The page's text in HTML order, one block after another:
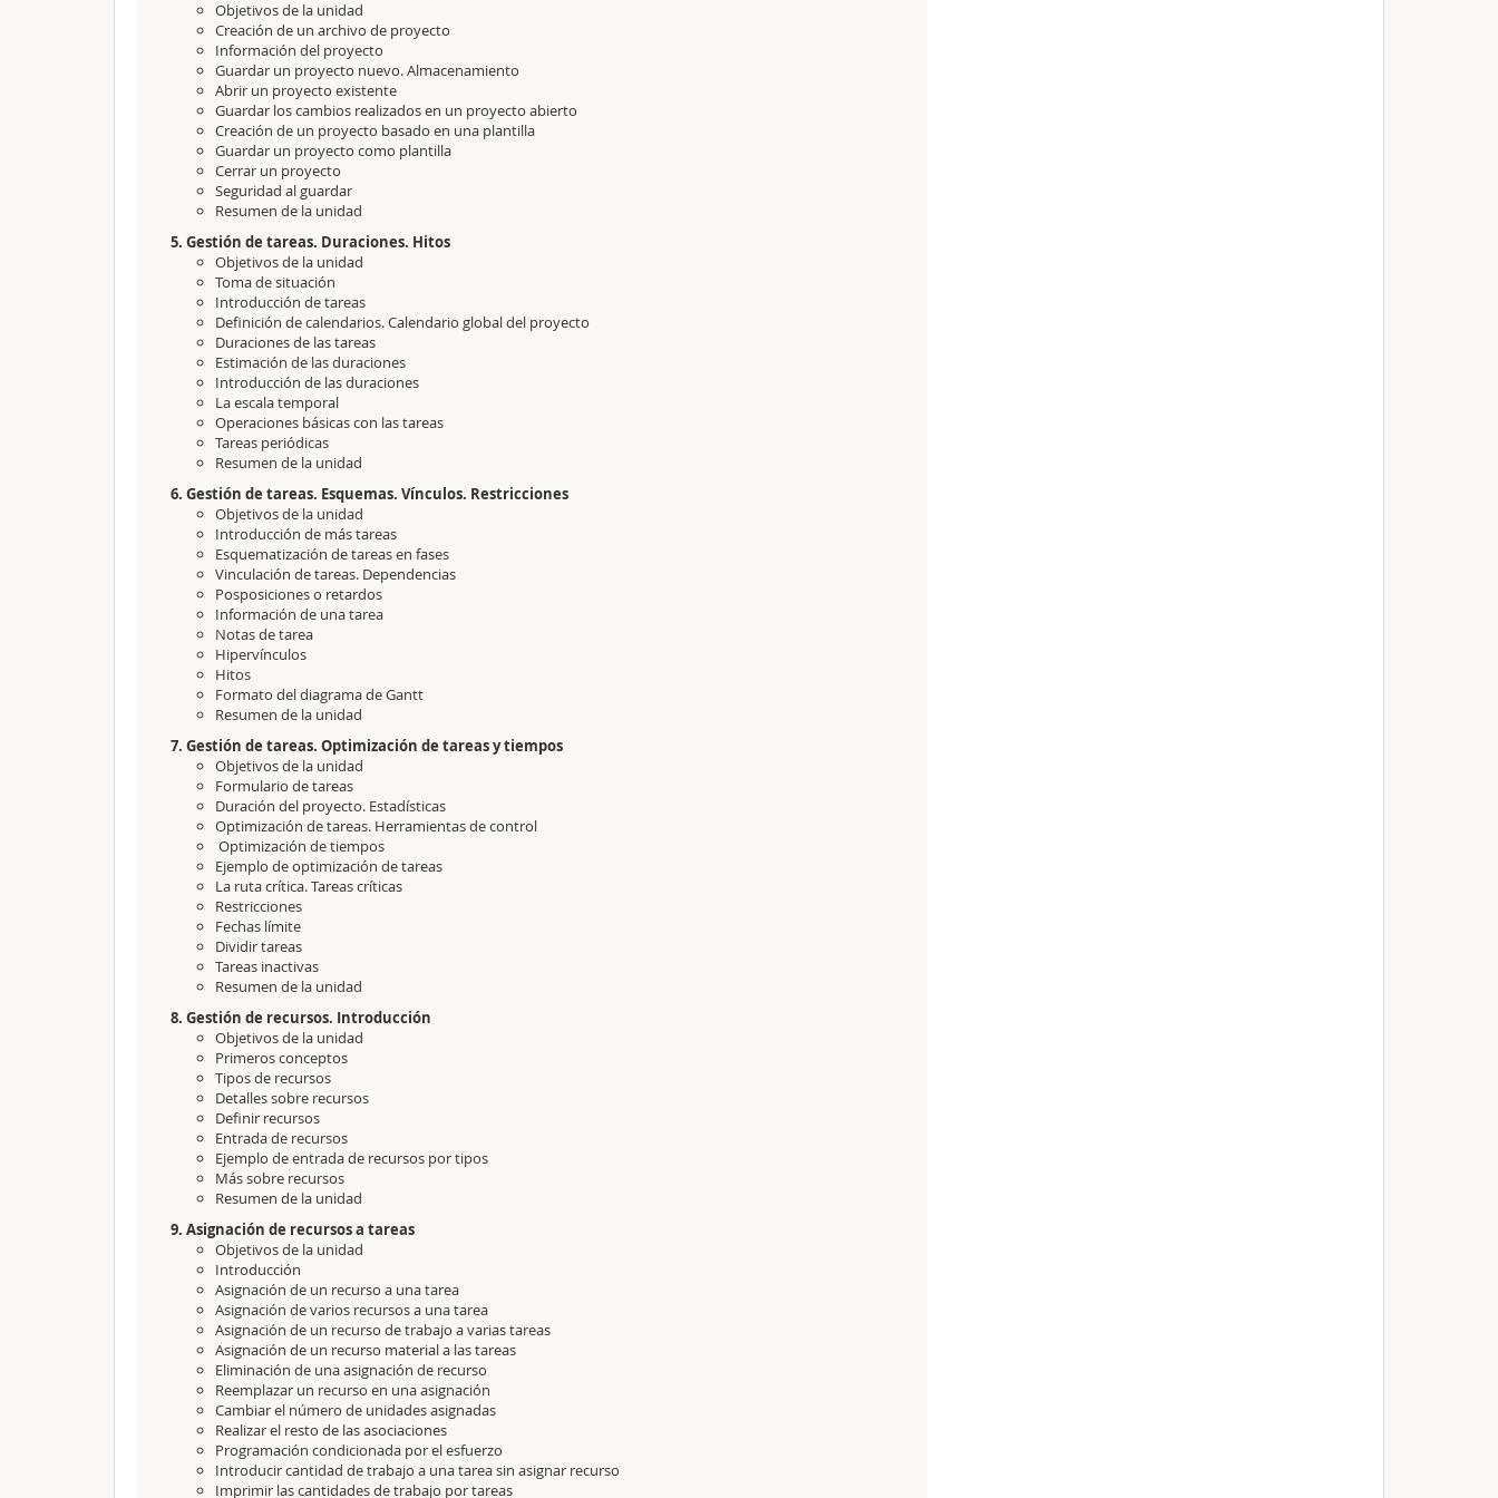
Objetivos de la unidad
Creación de un archivo de proyecto
Información del proyecto
Guardar un proyecto nuevo. Almacenamiento
Abrir un proyecto existente
Guardar los cambios realizados en un proyecto abierto
Creación de un proyecto basado en una plantilla
Guardar un proyecto como plantilla
Cerrar un proyecto
Seguridad al guardar
Resumen de la unidad
5. Gestión de tareas. Duraciones. Hitos
Objetivos de la unidad
Toma de situación
Introducción de tareas
Definición de calendarios. Calendario global del proyecto
Duraciones de las tareas
Estimación de las duraciones
Introducción de las duraciones
La escala temporal
Operaciones básicas con las tareas
Tareas periódicas
Resumen de la unidad
6. Gestión de tareas. Esquemas. Vínculos. Restricciones
Objetivos de la unidad
Introducción de más tareas
Esquematización de tareas en fases
Vinculación de tareas. Dependencias
Posposiciones o retardos
Información de una tarea
Notas de tarea
Hipervínculos
Hitos
Formato del diagrama de Gantt
Resumen de la unidad
7. Gestión de tareas. Optimización de tareas y tiempos
Objetivos de la unidad
Formulario de tareas
Duración del proyecto. Estadísticas
Optimización de tareas. Herramientas de control
Optimización de tiempos
Ejemplo de optimización de tareas
La ruta crítica. Tareas críticas
Restricciones
Fechas límite
Dividir tareas
Tareas inactivas
Resumen de la unidad
8. Gestión de recursos. Introducción
Objetivos de la unidad
Primeros conceptos
Tipos de recursos
Detalles sobre recursos
Definir recursos
Entrada de recursos
Ejemplo de entrada de recursos por tipos
Más sobre recursos
Resumen de la unidad
9. Asignación de recursos a tareas
Objetivos de la unidad
Introducción
Asignación de un recurso a una tarea
Asignación de varios recursos a una tarea
Asignación de un recurso de trabajo a varias tareas
Asignación de un recurso material a las tareas
Eliminación de una asignación de recurso
Reemplazar un recurso en una asignación
Cambiar el número de unidades asignadas
Realizar el resto de las asociaciones
Programación condicionada por el esfuerzo
Introducir cantidad de trabajo a una tarea sin asignar recurso
Imprimir las cantidades de trabajo por tareas